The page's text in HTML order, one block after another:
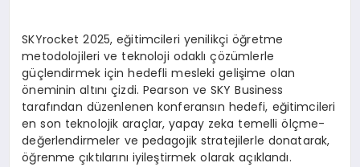
SKYrocket 2025, eğitimcileri yenilikçi öğretme
metodolojileri ve teknoloji odaklı çözümlerle
güçlendirmek için hedefli mesleki gelişime olan
öneminin altını çizdi. Pearson ve SKY Business
tarafından düzenlenen konferansın hedefi, eğitimcileri
en son teknolojik araçlar, yapay zeka temelli ölçme-
değerlendirmeler ve pedagojik stratejilerle donatarak,
öğrenme çıktılarını iyileştirmek olarak açıklandı.